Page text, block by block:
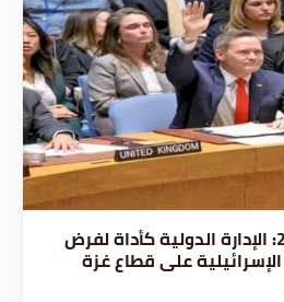
قرار مجلس الامن 2803: الإدارة الدولية كأداة لفرض
على قطاع غزة